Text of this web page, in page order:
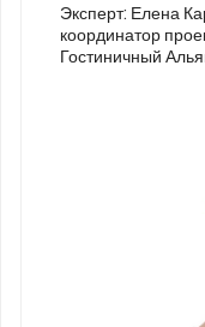
Эксперт: Елена
координатор
Гостиничный